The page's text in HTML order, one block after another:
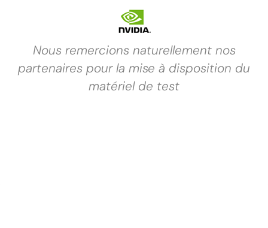
Nous remercions naturellement nos
partenaires pour la mise à disposition du
matériel de test